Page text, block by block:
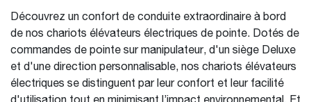
Découvrez un confort de conduite extraordinaire à bord
de nos chariots élévateurs électriques de pointe. Dotés de
commandes de pointe sur manipulateur, d'un siège Deluxe
et d'une direction personnalisable, nos chariots élévateurs
électriques se distinguent par leur confort et leur facilité